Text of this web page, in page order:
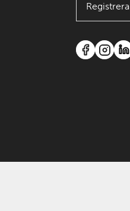
Registrera